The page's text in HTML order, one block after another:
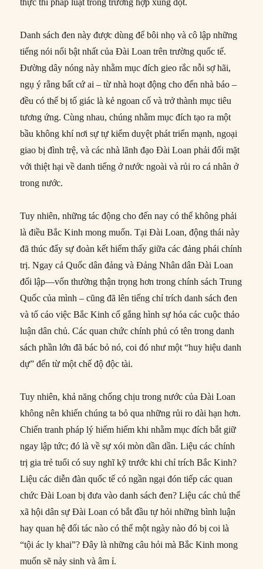
thực thi pháp luật trong trường hợp xung đột.
Danh sách đen này được dùng để bôi nhọ và cô lập những
tiếng nói nổi bật nhất của Đài Loan trên trường quốc tế.
Đường dây nóng này nhằm mục đích gieo rắc nỗi sợ hãi,
ngụ ý rằng bất cứ ai – từ nhà hoạt động cho đến nhà báo –
đều có thể bị tố giác là kẻ ngoan cố và trở thành mục tiêu
tương ứng. Cùng nhau, chúng nhằm mục đích tạo ra một
bầu không khí nơi sự tự kiểm duyệt phát triển mạnh, ngoại
giao bị đình trệ, và các nhà lãnh đạo Đài Loan phải đối mặt
với thiệt hại về danh tiếng ở nước ngoài và rủi ro cá nhân ở
trong nước.
Tuy nhiên, những tác động cho đến nay có thể không phải
là điều Bắc Kinh mong muốn. Tại Đài Loan, động thái này
đã thúc đẩy sự đoàn kết hiếm thấy giữa các đảng phái chính
trị. Ngay cả Quốc dân đảng và Đảng Nhân dân Đài Loan
đối lập—vốn thường thận trọng hơn trong chính sách Trung
Quốc của mình – cũng đã lên tiếng chỉ trích danh sách đen
và tố cáo việc Bắc Kinh cố gắng hình sự hóa các cuộc thảo
luận dân chủ. Các quan chức chính phủ có tên trong danh
sách phần lớn đã bác bỏ nó, coi đó như một “huy hiệu danh
dự” đến từ một chế độ độc tài.
Tuy nhiên, khả năng chống chịu trong nước của Đài Loan
không nên khiến chúng ta bỏ qua những rủi ro dài hạn hơn.
Chiến tranh pháp lý hiếm hiếm khi nhằm mục đích bắt giữ
ngay lập tức; đó là về sự xói mòn dần dần. Liệu các chính
trị gia trẻ tuổi có suy nghĩ kỹ trước khi chỉ trích Bắc Kinh?
Liệu các diễn đàn quốc tế có ngần ngại đón tiếp các quan
chức Đài Loan bị đưa vào danh sách đen? Liệu các chủ thể
xã hội dân sự Đài Loan có bắt đầu tự hỏi những bình luận
hay quan hệ đối tác nào có thể một ngày nào đó bị coi là
“tội ác ly khai”? Đây là những câu hỏi mà Bắc Kinh mong
muốn sẽ nảy sinh và âm ỉ.